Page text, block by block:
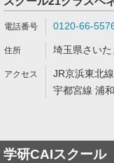
0120-66-
埼玉県さい
JR京浜東北
宇都宮線 浦
学研CAIスクール